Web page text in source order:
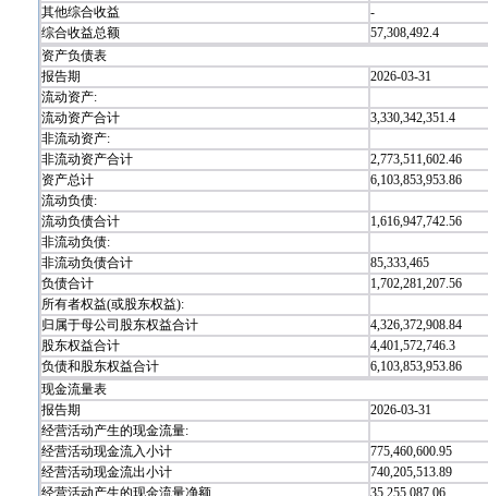
其他综合收益
-
综合收益总额
57,308,492.4
资产负债表
报告期
2026-03-31
流动资产:
流动资产合计
3,330,342,351.4
非流动资产:
非流动资产合计
2,773,511,602.46
资产总计
6,103,853,953.86
流动负债:
流动负债合计
1,616,947,742.56
非流动负债:
非流动负债合计
85,333,465
负债合计
1,702,281,207.56
所有者权益(或股东权益):
归属于母公司股东权益合计
4,326,372,908.84
股东权益合计
4,401,572,746.3
负债和股东权益合计
6,103,853,953.86
现金流量表
报告期
2026-03-31
经营活动产生的现金流量:
经营活动现金流入小计
775,460,600.95
经营活动现金流出小计
740,205,513.89
经营活动产生的现金流量净额
35,255,087.06